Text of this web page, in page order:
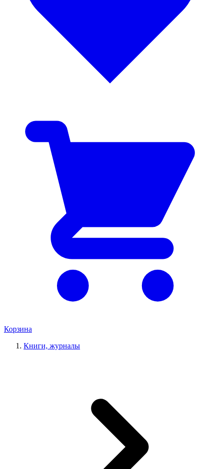
Корзина
Книги, журналы